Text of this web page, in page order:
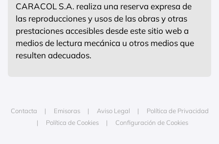
CARACOL S.A. realiza una reserva expresa de
las reproducciones y usos de las obras y otras
prestaciones accesibles desde este sitio web a
medios de lectura mecánica u otros medios que
resulten adecuados.
Contacta Emisoras Aviso Legal
Política de Privacidad
Política de Cookies
Configuración de Cookies